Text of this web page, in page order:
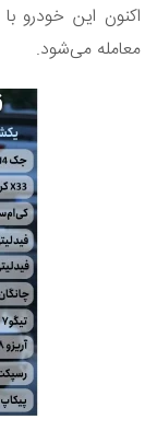
معامله می‌شود.